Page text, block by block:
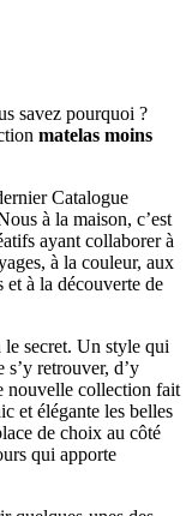
savez pourquoi ?
matelas moins
Catalogue
à la maison, c’est
ayant collaborer à
à la couleur, aux
et à la découverte de
le secret. Un style qui
retrouver, d’y
nouvelle collection fait
et élégante les belles
de choix au côté
qui apporte